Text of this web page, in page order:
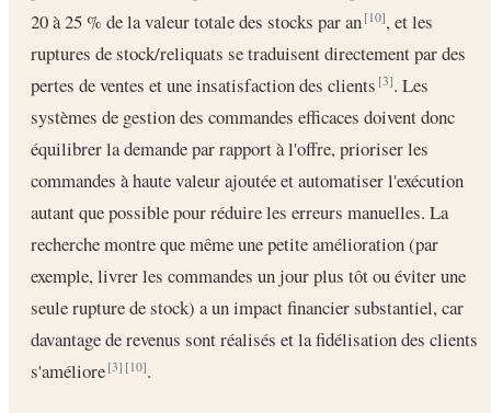
20 à 25 % de la valeur totale des stocks par an[10], et les
ruptures de stock/reliquats se traduisent directement par des
pertes de ventes et une insatisfaction des clients[3]. Les
systèmes de gestion des commandes efficaces doivent donc
équilibrer la demande par rapport à l'offre, prioriser les
commandes à haute valeur ajoutée et automatiser l'exécution
autant que possible pour réduire les erreurs manuelles. La
recherche montre que même une petite amélioration (par
exemple, livrer les commandes un jour plus tôt ou éviter une
seule rupture de stock) a un impact financier substantiel, car
davantage de revenus sont réalisés et la fidélisation des clients
s'améliore[3] [10].